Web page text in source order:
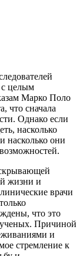
с целым
Марко Поло
что сначала
Однако если
насколько
насколько они
жизни и
врачи
что это
Причиной
и
стремление к